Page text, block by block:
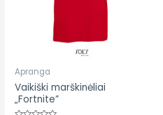
Apranga
Vaikiški marškinėliai
„Fortnite”